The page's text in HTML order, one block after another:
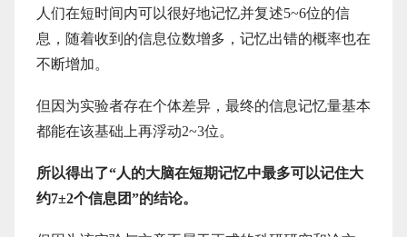
人们在短时间内可以很好地记忆并复述5~6位的信
息，随着收到的信息位数增多，记忆出错的概率也在
不断增加。
但因为实验者存在个体差异，最终的信息记忆量基本
都能在该基础上再浮动2~3位。
所以得出了“人的大脑在短期记忆中最多可以记住大
约7±2个信息团”的结论。